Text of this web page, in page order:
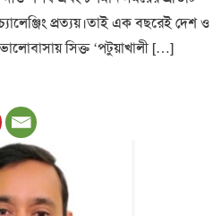
প্রত্যয়।তাই এক বছরেই দেশ ও
সিক্ত ‘পটুয়াখালী […]